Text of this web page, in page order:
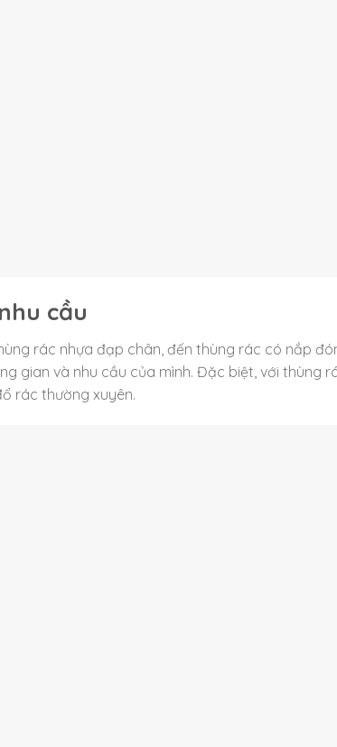
cầu
rác nhựa đạp chân, đến thùng rác có nắp
gian và nhu cầu của mình. Đặc biệt, với thùng
rác thường xuyên.